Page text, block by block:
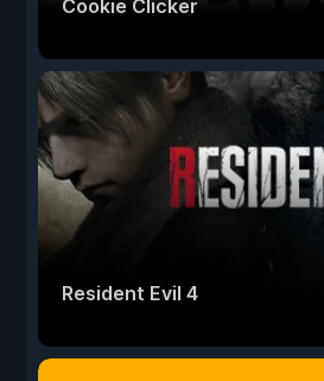
Cookie Clicker
Resident Evil 4